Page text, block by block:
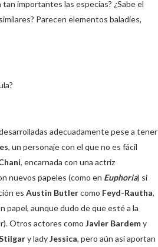
importantes las especias? ¿Sabe el
Parecen elementos baladíes,
adecuadamente pese a tener
, un personaje con el que no es fácil
, encarnada con una actriz
nuevos papeles (como en Euphoria) si
es Austin Butlercomo Feyd-Rautha,
papel, aunque dudo de que esté a la
Otros actores como Javier Bardemy
y ladyJessica, pero aún así aportan